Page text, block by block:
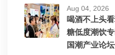
Aug 04, 2026
喝酒不上头
糖低度潮饮
国潮产业论